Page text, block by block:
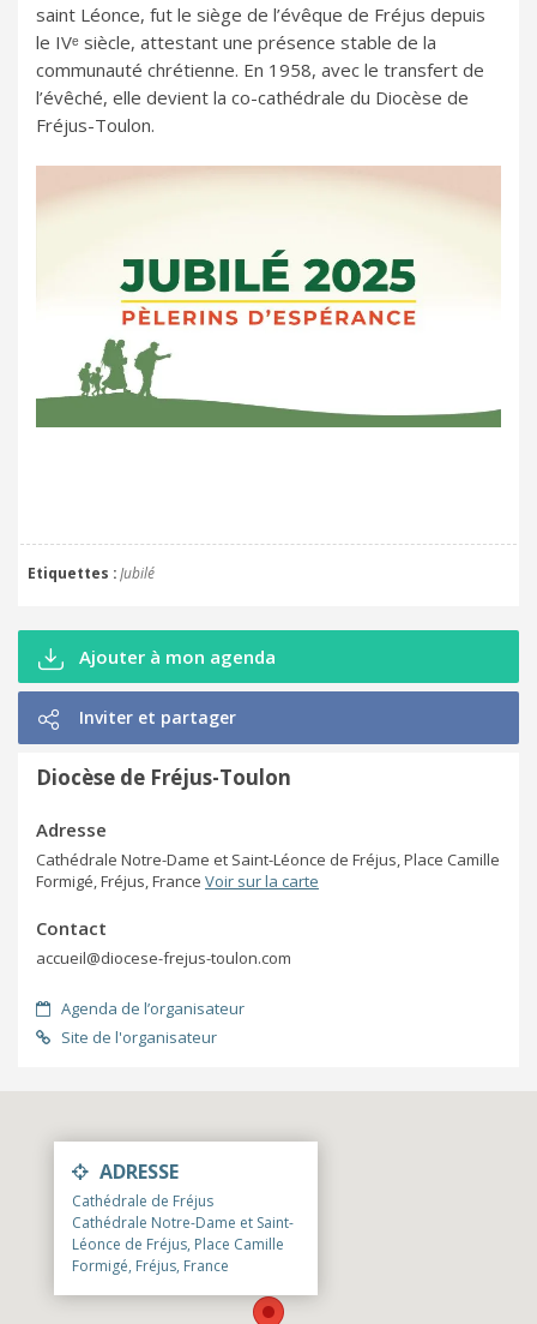
saint Léonce, fut le siège de l’évêque de Fréjus depuis
le IVᵉ siècle, attestant une présence stable de la
communauté chrétienne. En 1958, avec le transfert de
l’évêché, elle devient la co-cathédrale du Diocèse de
Fréjus-Toulon.
Etiquettes Jubilé
Ajouter à mon agenda
Inviter et partager
Diocèse de Fréjus-Toulon
Adresse
Cathédrale Notre-Dame et Saint-Léonce de Fréjus, Place Camille
Formigé, Fréjus, France Voir sur la carte
Contact
accueil@diocese-frejus-toulon.com
Agenda de l’organisateur
Site de l'organisateur
ADRESSE
Cathédrale de Fréjus
Cathédrale Notre-Dame et Saint-
Léonce de Fréjus, Place Camille
Formigé, Fréjus, France